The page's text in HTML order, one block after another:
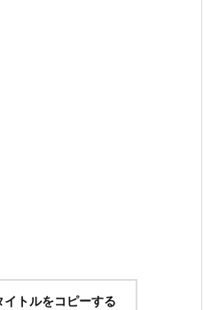
トルをコピーする